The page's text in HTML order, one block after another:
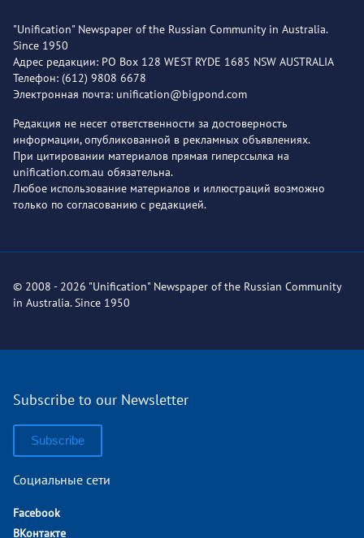
"Unification" Newspaper of the Russian Community in Australia.
Since 1950
Адрес редакции: PO Box 128 WEST RYDE 1685 NSW AUSTRALIA
Телефон: (612) 9808 6678
Электронная почта: unification@bigpond.com
Редакция не несет ответственности за достоверность
информации, опубликованной в рекламных объявлениях.
При цитировании материалов прямая гиперссылка на
unification.com.au обязательна.
Любое использование материалов и иллюстраций возможно
только по согласованию с редакцией.
© 2008 - 2026 "Unification" Newspaper of the Russian Community
in Australia. Since 1950
Subscribe to our Newsletter
Subscribe
Социальные сети
Facebook
ВКонтакте